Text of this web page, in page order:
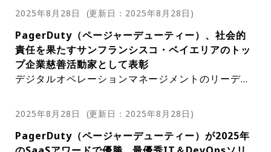
ている。視聴登録はこちら出典：PagerDuty
プンシステム開発と大企業顧客向けの技術戦略に携
わってきており、豊富な経験とインサイトに基づき
ウェビナーをガイドする。参加希望者は、こちらの
フォームのお問い合わせ内容欄にイベント名を明記
して送信してください。出典：PagerDuty
陣に加わり、同社の強固な基盤をさらに強化してい
するデジタル環境において、組織がビジネスを乗り
切るための支援において、PagerDutyが独自の地位
を築いている点を評価した。McNabb氏は特に、AI
とエンタープライズ展開を通じて同社の成長軌道を
セレンスを実現できるよう支援することに注力して
いる。McNabb氏はアラバマ大学で理学士号を取得
している。出典：PagerDuty
担う。PagerDutyの最近の業績には、GigaOm Rad
において、3年連続でリーダーおよびアウトパフォ
ーマーとして評価されたことも含まれる。また、Gi
gaOm RadarのAIOps部門では4年連続でリーダー
に選出され、AI Breakthrough AwardsではAIOps
の評価は、インシデント対応管理、リアルタイムモ
る同社の強みを裏付けている。PagerDutyは、202
sic認証と比較して優れたセキュリティーを備えてい
ションとして提供することで、ユーザーに最も安全
で信頼性の高いソリューションを提供するというコ
ミットメントを示している。このアップデートは、
規制の厳しい業界の組織にとっても大きなメリット
キュリティーとコンプライアンスの要件が課せられ
役立つ。Pag​​erDutyのServiceNow ITSMインテグ
対し、追加の対策を推奨している。PagerDutyは、
に迅速な措置を講じた。同社は、侵害の範囲を調査
する間、Salesloft DriftによるSalesforceデータへ
のアクセスを無効化している。現時点では、攻撃者
がPagerDutyプラットフォーム、またはSalesforce
を示す証拠はない。潜在的なデータ侵害により、Pa
が漏洩した可能性がある。そのため、同社は顧客に
ィー）は、TrustRadiusより権威ある2025 Tech C
ares Awardを受賞した。この賞は、過去1年間、従
業員と地域社会への卓越した貢献を示したB2Bテク
ノロジー企業に授与される。Pag​​erDutyは、従業員
にとって働きやすい職場環境の醸成と社会への積極
的な貢献に尽力しており、この名誉ある賞の受賞に
員の幸福と地域社会への貢献に尽力していることの
目的としたさまざまな取り組みを実施してきた。フ
2025年8月28日 (更新日： 2025年8月28日 )
PagerDuty（ページャーデューティー）、社会的
責任を果たすサンフランシスコ・ベイエリアのトッ
プ企業慈善活動家として表彰
デジタルオペレーションマネージメントのリーディ
ューティー）は、San Francisco Business Times
紙により、2025年のベイエリアにおけるトップ企業
慈善活動家の1社に選出された。この名誉ある賞
2025年8月28日 (更新日： 2025年8月28日 )
PagerDuty（ページャーデューティー）が2025年